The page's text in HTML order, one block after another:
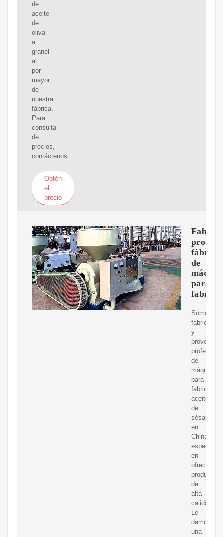
de
aceite
de
oliva
a
granel
al
por
mayor
de
nuestra
fábrica.
Para
consulta
de
precios,
contáctenos.
Obtén
el
precio
fábrica
de
para
Somos
fabricantes
y
de
máquinas
para
fabricar
aceite
de
sésamo
en
China,
en
ofrecer
productos
de
alta
calidad.
Le
damos
una